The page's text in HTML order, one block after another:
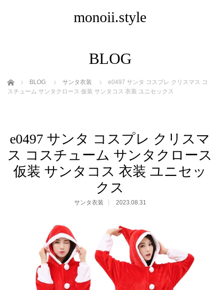
monoii.style
BLOG
ホーム BLOG サンタ衣装
e0497 サンタ コスプレ クリスマス コ
スチューム サンタクロース 仮装 サンタコス 衣装 ユニセックス
e0497 サンタ コスプレ クリスマ
ス コスチューム サンタクロース
仮装 サンタコス 衣装 ユニセッ
クス
サンタ衣装 2023.08.31